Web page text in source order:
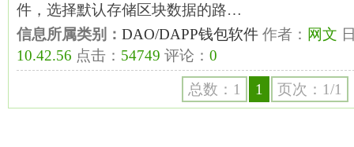
件，选择默认存储区块数据的路…
信息所属类别： DAO/DAPP钱包软件 作者： 网文
10.42.56 点击： 54749 评论： 0
总数：1 1 页次：1/1